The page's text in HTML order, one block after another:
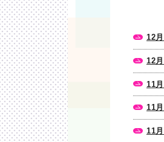
12
12
11
11
11